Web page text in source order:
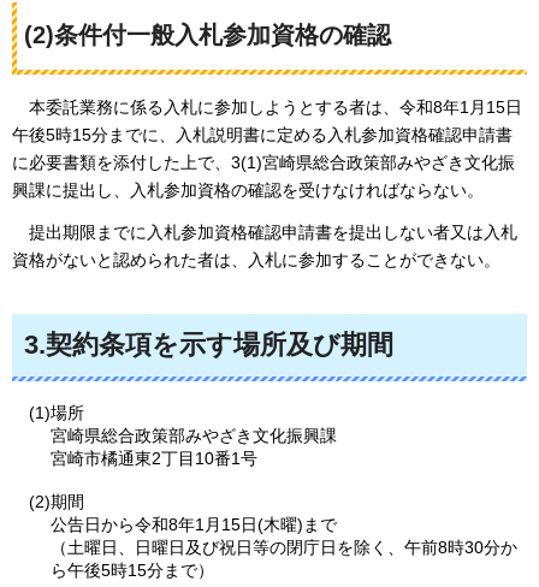
(2)条件付一般入札参加資格の確認
本委託業務に係る入札に参加しようとする者は、令和8年1月15日
午後5時15分までに、入札説明書に定める入札参加資格確認申請書
に必要書類を添付した上で、3(1)宮崎県総合政策部みやざき文化振
興課に提出し、入札参加資格の確認を受けなければならない。
提出期限までに入札参加資格確認申請書を提出しない者又は入札
資格がないと認められた者は、入札に参加することができない。
3.契約条項を示す場所及び期間
(1)場所
宮崎県総合政策部みやざき文化振興課
宮崎市橘通東2丁目10番1号
(2)期間
公告日から令和8年1月15日(木曜)まで
（土曜日、日曜日及び祝日等の閉庁日を除く、午前8時30分か
ら午後5時15分まで）